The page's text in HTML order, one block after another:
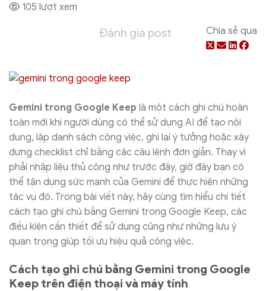
105 lượt xem
Đánh giá post Chia sẻ qua
Gemini trong Google Keep là một cách ghi chú hoàn
toàn mới khi người dùng có thể sử dụng AI để tạo nội
dung, lập danh sách công việc, ghi lại ý tưởng hoặc xây
dựng checklist chỉ bằng các câu lệnh đơn giản. Thay vì
phải nhập liệu thủ công như trước đây, giờ đây bạn có
thể tận dụng sức mạnh của Gemini để thực hiện những
tác vụ đó. Trong bài viết này, hãy cùng tìm hiểu chi tiết
cách tạo ghi chú bằng Gemini trong Google Keep, các
điều kiện cần thiết để sử dụng cũng như những lưu ý
quan trọng giúp tối ưu hiệu quả công việc.
Cách tạo ghi chú bằng Gemini trong Google
Keep trên điện thoại và máy tính